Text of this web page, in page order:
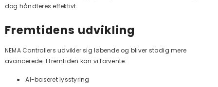
dog håndteres effektivt.
Fremtidens udvikling
NEMA Controllers udvikler sig løbende og bliver stadig mere
avancerede. I fremtiden kan vi forvente:
● AI-baseret lysstyring